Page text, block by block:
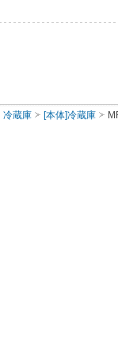
冷蔵庫 [本体]冷蔵庫